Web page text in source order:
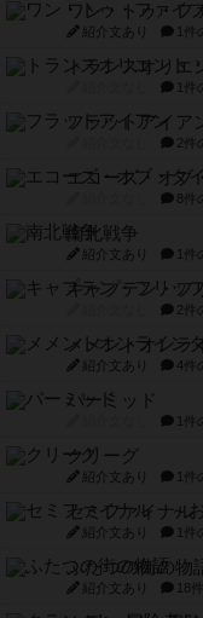
ワン・トゥ・フ
紹介文あり 1件
トランスオリエ
1件
フラットアイア
2件
エコーズ・オブ
8件
南北戦争
紹介文あり 1件
キャプテン・フ
2件
メメントオンラ
紹介文あり 4件
パーミッド
1件
クリーグ
紹介文あり 1件
セミファイナル
紹介文あり 1件
ふたつの街の物
紹介文あり 18